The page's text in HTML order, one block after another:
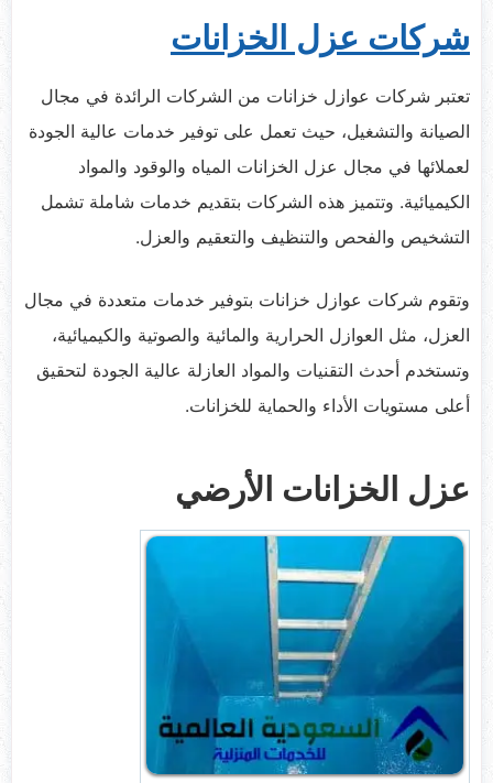
شركات عزل الخزانات
تعتبر شركات عوازل خزانات من الشركات الرائدة في مجال
الصيانة والتشغيل، حيث تعمل على توفير خدمات عالية الجودة
لعملائها في مجال عزل الخزانات المياه والوقود والمواد
الكيميائية. وتتميز هذه الشركات بتقديم خدمات شاملة تشمل
التشخيص والفحص والتنظيف والتعقيم والعزل.
وتقوم شركات عوازل خزانات بتوفير خدمات متعددة في مجال
العزل، مثل العوازل الحرارية والمائية والصوتية والكيميائية،
وتستخدم أحدث التقنيات والمواد العازلة عالية الجودة لتحقيق
أعلى مستويات الأداء والحماية للخزانات.
عزل الخزانات الأرضي